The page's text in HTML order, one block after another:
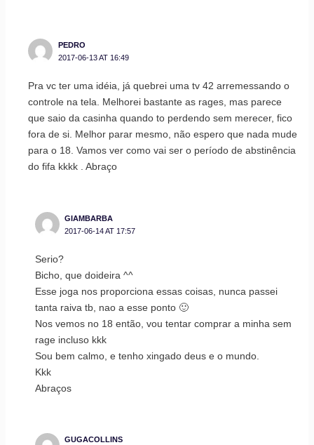
PEDRO
2017-06-13 AT 16:49
Pra vc ter uma idéia, já quebrei uma tv 42 arremessando o
controle na tela. Melhorei bastante as rages, mas parece
que saio da casinha quando to perdendo sem merecer, fico
fora de si. Melhor parar mesmo, não espero que nada mude
para o 18. Vamos ver como vai ser o período de abstinência
do fifa kkkk . Abraço
GIAMBARBA
2017-06-14 AT 17:57
Serio?
Bicho, que doideira ^^
Esse joga nos proporciona essas coisas, nunca passei
tanta raiva tb, nao a esse ponto 🙂
Nos vemos no 18 então, vou tentar comprar a minha sem
rage incluso kkk
Sou bem calmo, e tenho xingado deus e o mundo.
Kkk
Abraços
GUGACOLLINS